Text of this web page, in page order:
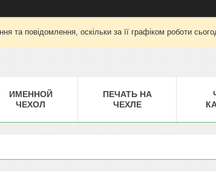
та повідомлення, оскільки за її графіком роботи
ИМЕННОЙ
ЧЕХОЛ
ПЕЧАТЬ НА
ЧЕХЛЕ